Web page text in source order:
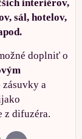
interiérov,
sál, hotelov,
doplniť o
zásuvky a
z difuzéra.